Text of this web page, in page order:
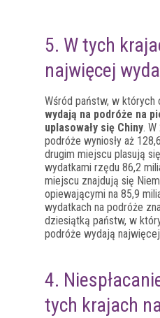
5. W tych
najwięcej
Wśród państw, w których
wydają na podróże na
uplasowały się Chiny.
podróże wyniosły aż
drugim miejscu plasują
wydatkami rzędu 86,2
miejscu znajdują się
opiewającymi na 85,9
wydatkach na podróże
dziesiątką państw, w
podróże wydają
4.
tych krajach